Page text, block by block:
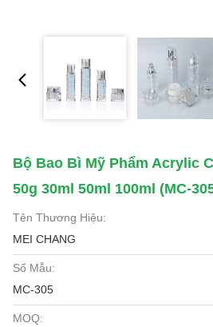
Bộ Bao Bì Mỹ Phẩm Acrylic
50g 30ml 50ml 100ml (MC-
Tên Thương Hiệu:
MEI CHANG
Số Mẫu:
MC-305
MOQ: